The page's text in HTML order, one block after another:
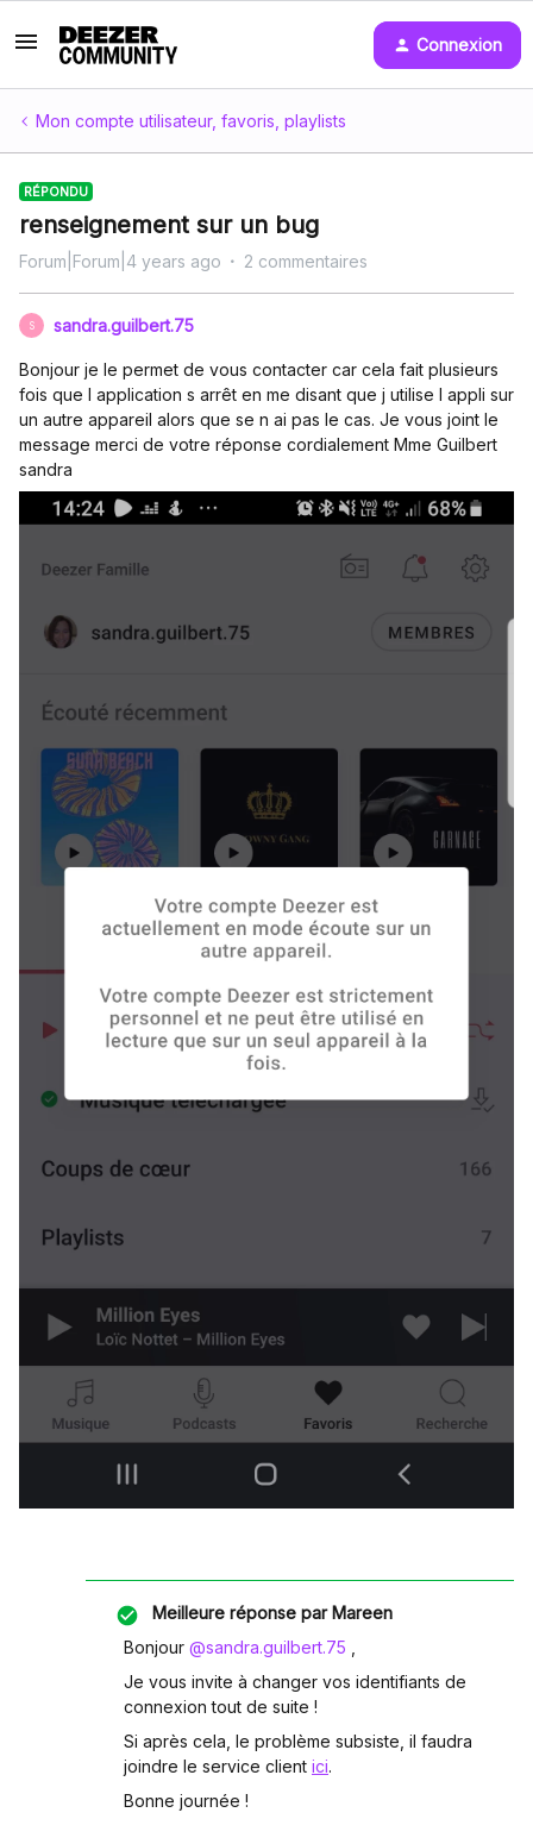
Connexion
Mon compte utilisateur, favoris, playlists
RÉPONDU
renseignement sur un bug
Forum|Forum|4 years ago 2 commentaires
S sandra.guilbert.75
Bonjour je le permet de vous contacter car cela fait plusieurs
fois que l application s arrêt en me disant que j utilise l appli sur
un autre appareil alors que se n ai pas le cas. Je vous joint le
message merci de votre réponse cordialement Mme Guilbert
sandra
Meilleure réponse parMareen
Bonjour @sandra.guilbert.75
Je vous invite à changer vos identifiants de
connexion tout de suite !
Si après cela, le problème subsiste, il faudra
joindre le service client ici.
Bonne journée !